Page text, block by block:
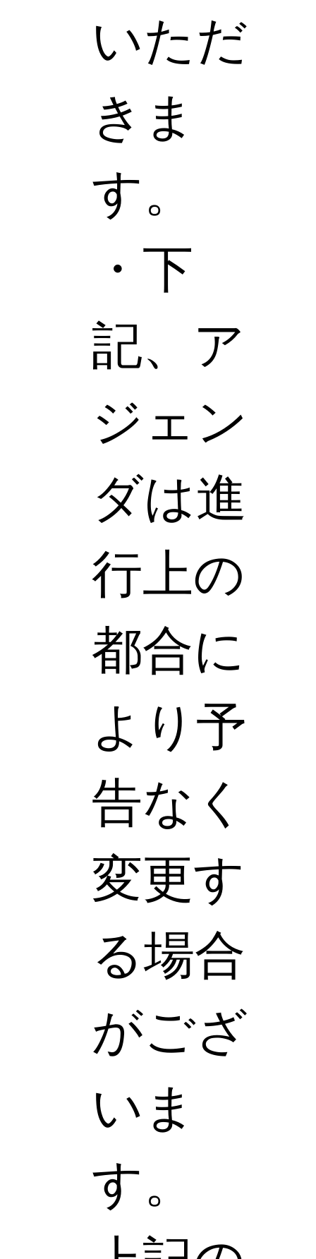
いただ
きま
す。
・下
記、ア
ジェン
ダは進
行上の
都合に
より予
告なく
変更す
る場合
がござ
いま
す。